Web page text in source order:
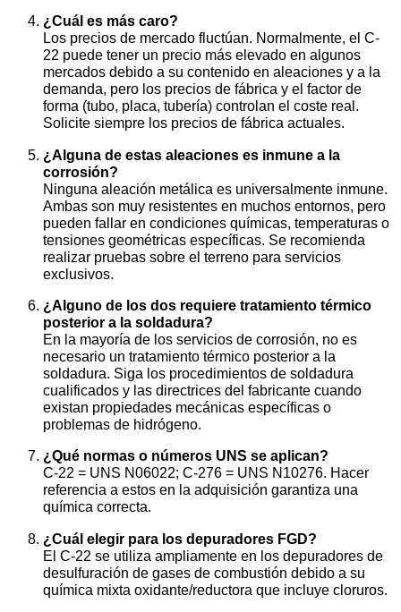
¿Cuál es más caro?
Los precios de mercado fluctúan. Normalmente, el C-
22 puede tener un precio más elevado en algunos
mercados debido a su contenido en aleaciones y a la
demanda, pero los precios de fábrica y el factor de
forma (tubo, placa, tubería) controlan el coste real.
Solicite siempre los precios de fábrica actuales.
¿Alguna de estas aleaciones es inmune a la
corrosión?
Ninguna aleación metálica es universalmente inmune.
Ambas son muy resistentes en muchos entornos, pero
pueden fallar en condiciones químicas, temperaturas o
tensiones geométricas específicas. Se recomienda
realizar pruebas sobre el terreno para servicios
exclusivos.
¿Alguno de los dos requiere tratamiento térmico
posterior a la soldadura?
En la mayoría de los servicios de corrosión, no es
necesario un tratamiento térmico posterior a la
soldadura. Siga los procedimientos de soldadura
cualificados y las directrices del fabricante cuando
existan propiedades mecánicas específicas o
problemas de hidrógeno.
¿Qué normas o números UNS se aplican?
C-22 = UNS N06022; C-276 = UNS N10276. Hacer
referencia a estos en la adquisición garantiza una
química correcta.
¿Cuál elegir para los depuradores FGD?
El C-22 se utiliza ampliamente en los depuradores de
desulfuración de gases de combustión debido a su
química mixta oxidante/reductora que incluye cloruros.